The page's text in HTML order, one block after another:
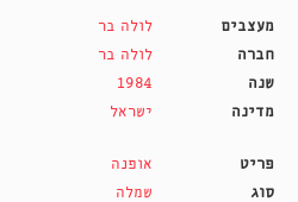
מעצבים
לולה בר
חברה
לולה בר
שנה
1984
מדינה
ישראל
פריט
אופנה
סוג
שמלה